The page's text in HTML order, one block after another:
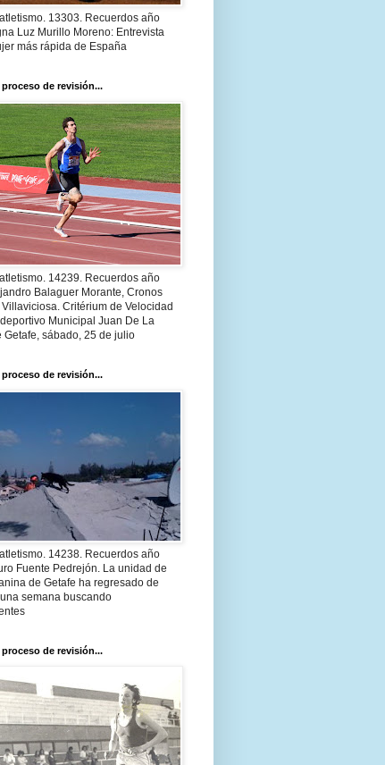
13303. Recuerdos año
Luz Murillo Moreno: Entrevista
más rápida de España
proceso de revisión...
14239. Recuerdos año
Balaguer Morante, Cronos
Critérium de Velocidad
Municipal Juan De La
Getafe, sábado, 25 de julio
proceso de revisión...
14238. Recuerdos año
Fuente Pedrejón. La unidad de
de Getafe ha regresado de
semana buscando
proceso de revisión...